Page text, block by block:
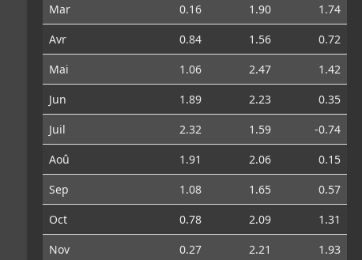
Mar
0.16 1.90
1.74
Avr
0.84 1.56
0.72
Mai
1.06 2.47
1.42
Jun
1.89 2.23
0.35
Juil
2.32 1.59
-0.74
Aoû
1.91 2.06
0.15
Sep
1.08 1.65
0.57
Oct
0.78 2.09
1.31
Nov
0.27 2.21 1.93